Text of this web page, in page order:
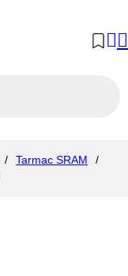
/ Tarmac SRAM
/